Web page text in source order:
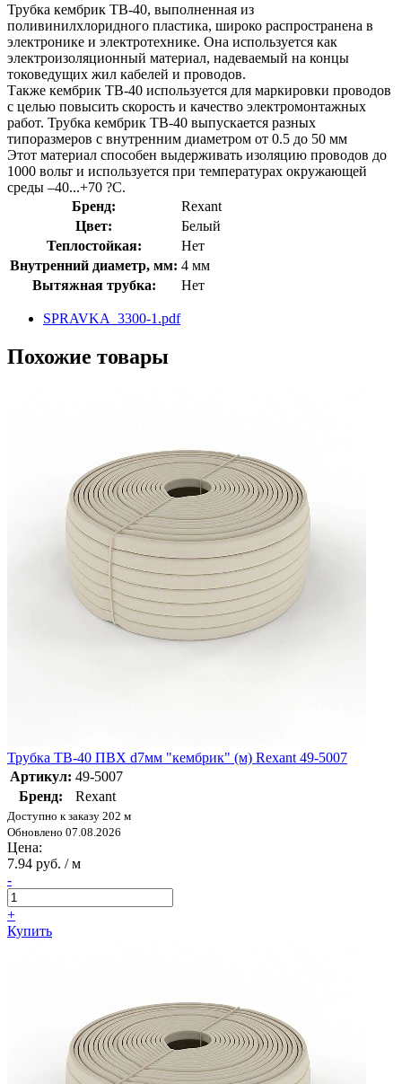
Трубка кембрик ТВ-40, выполненная из
поливинилхлоридного пластика, широко распространена в
электронике и электротехнике. Она используется как
электроизоляционный материал, надеваемый на концы
токоведущих жил кабелей и проводов.
Также кембрик ТВ-40 используется для маркировки проводов
с целью повысить скорость и качество электромонтажных
работ. Трубка кембрик ТВ-40 выпускается разных
типоразмеров с внутренним диаметром от 0.5 до 50 мм
Этот материал способен выдерживать изоляцию проводов до
1000 вольт и используется при температурах окружающей
среды –40...+70 ?С.
Бренд:
Rexant
Цвет:
Белый
Теплостойкая:
Нет
Внутренний диаметр, мм: 4 мм
Вытяжная трубка:
Нет
SPRAVKA_3300-1.pdf
Похожие товары
Трубка ТВ-40 ПВХ d7мм "кембрик" (м) Rexant 49-5007
Артикул: 49-5007
Бренд:
Rexant
Доступно к заказу 202 м
Обновлено 07.08.2026
Цена:
7.94 руб. / м
-
+
Купить